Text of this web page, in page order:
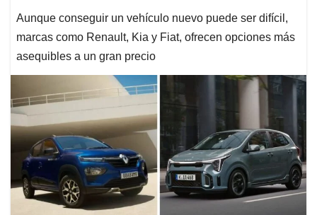
Aunque conseguir un vehículo nuevo puede ser difícil,
marcas como Renault, Kia y Fiat, ofrecen opciones más
asequibles a un gran precio